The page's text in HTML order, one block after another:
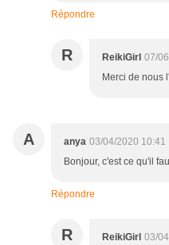
Répondre
R ReikiGirl 07/
Merci de nous
A anya 03/04/2020 10:41
Bonjour, c'est ce qu'il
Répondre
R ReikiGirl 03/